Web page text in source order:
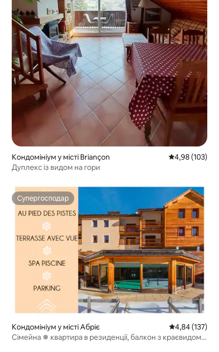
Кондомініум у місті Briançon Середня
4,98 (103)
Дуплекс із видом на гори
Супергосподар
Супергосподар
Кондомініум у місті Абріє Середня
4,84 (137)
Сімейна ❅ квартира в резиденції, балкон з краєвидом